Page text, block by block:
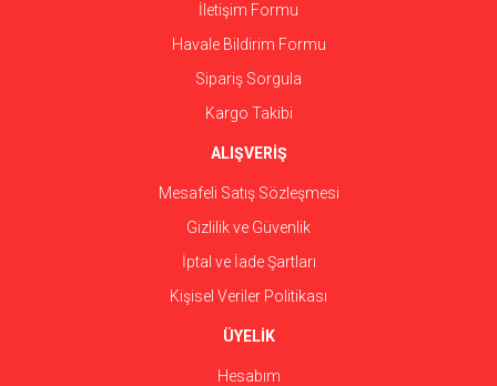
Gönder
İletişim Formu
Havale Bildirim Formu
Sipariş Sorgula
Kargo Takibi
ALIŞVERİŞ
Mesafeli Satış Sözleşmesi
Gizlilik ve Güvenlik
İptal ve İade Şartları
Kişisel Veriler Politikası
ÜYELİK
Hesabım